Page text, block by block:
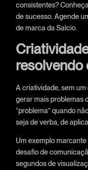
consistentes?
de sucesso. Agende
de marca da Salcio.
resolvendo
A criatividade, sem
gerar mais problemas
“problema” quando
seja de verba, de
Um exemplo
desafio de
segundos de